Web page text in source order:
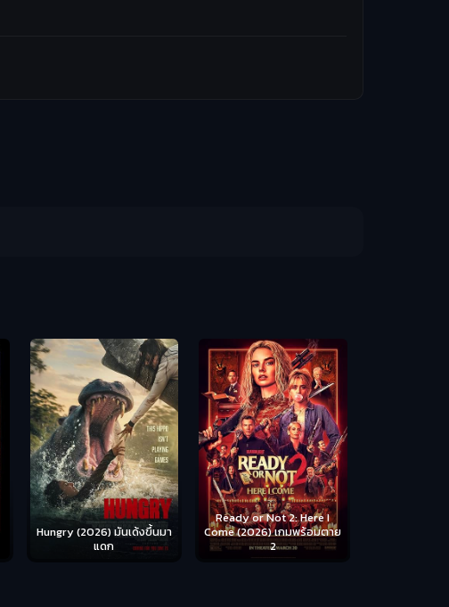
Hungry (2026) มันเด้งขึ้นมา
แดก
Ready or Not 2: Here I
Come (2026) เกมพร้อมตาย
2